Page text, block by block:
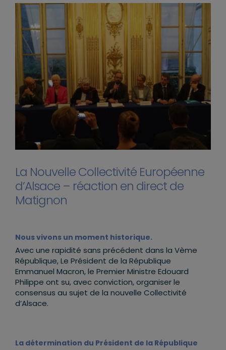
La Nouvelle Collectivité Européenne
d’Alsace – réaction en direct de
Matignon
Nous vivons un moment historique.
Avec une rapidité sans précédent dans la Vème
République, Le Président de la République
Emmanuel Macron, le Premier Ministre Edouard
Philippe ont su, avec conviction, organiser le
consensus au sujet de la nouvelle Collectivité
d’Alsace.
La détermination du Président de la République